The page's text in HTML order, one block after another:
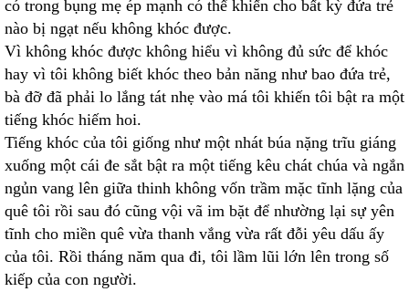
có trong bụng mẹ ép mạnh có thể khiến cho bất kỳ đứa trẻ
nào bị ngạt nếu không khóc được.
Vì không khóc được không hiểu vì không đủ sức để khóc
hay vì tôi không biết khóc theo bản năng như bao đứa trẻ,
bà đỡ đã phải lo lắng tát nhẹ vào má tôi khiến tôi bật ra một
tiếng khóc hiếm hoi.
Tiếng khóc của tôi giống như một nhát búa nặng trĩu giáng
xuống một cái đe sắt bật ra một tiếng kêu chát chúa và ngắn
ngủn vang lên giữa thinh không vốn trầm mặc tĩnh lặng của
quê tôi rồi sau đó cũng vội vã im bặt để nhường lại sự yên
tĩnh cho miền quê vừa thanh vắng vừa rất đỗi yêu dấu ấy
của tôi. Rồi tháng năm qua đi, tôi lầm lũi lớn lên trong số
kiếp của con người.